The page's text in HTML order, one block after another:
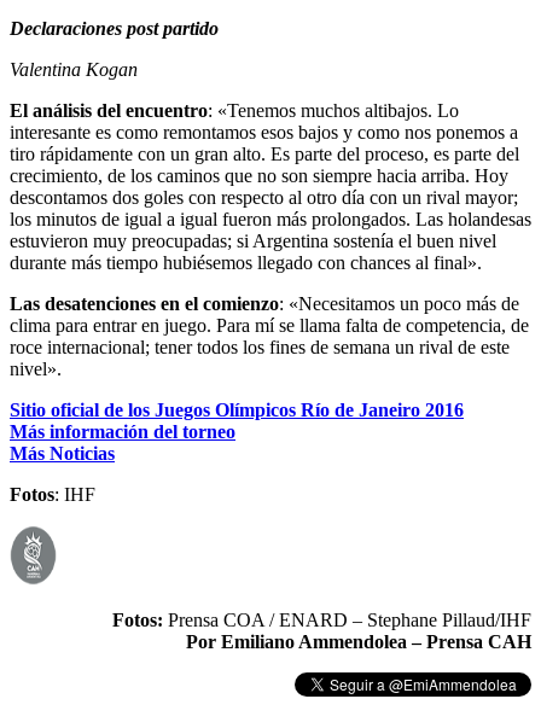
Declaraciones post partido
Valentina Kogan
El análisis del encuentro: «Tenemos muchos altibajos. Lo
interesante es como remontamos esos bajos y como nos ponemos a
tiro rápidamente con un gran alto. Es parte del proceso, es parte del
crecimiento, de los caminos que no son siempre hacia arriba. Hoy
descontamos dos goles con respecto al otro día con un rival mayor;
los minutos de igual a igual fueron más prolongados. Las holandesas
estuvieron muy preocupadas; si Argentina sostenía el buen nivel
durante más tiempo hubiésemos llegado con chances al final».
Las desatenciones en el comienzo: «Necesitamos un poco más de
clima para entrar en juego. Para mí se llama falta de competencia, de
roce internacional; tener todos los fines de semana un rival de este
nivel».
Sitio oficial de los Juegos Olímpicos Río de Janeiro 2016
Más información del torneo
Más Noticias
Fotos: IHF
Fotos: Prensa COA / ENARD – Stephane Pillaud/IHF
Por Emiliano Ammendolea – Prensa CAH